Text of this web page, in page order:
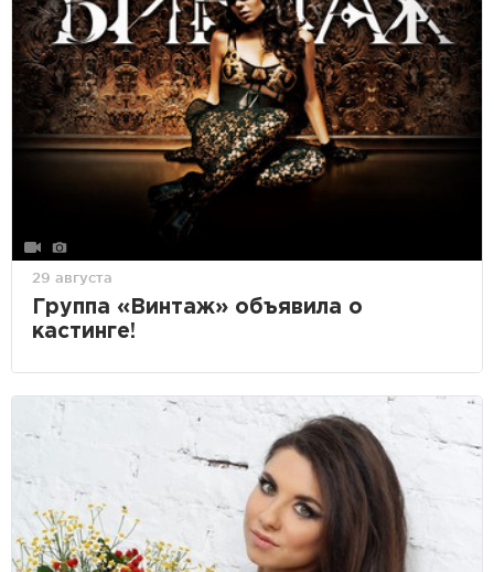
29 августа
Группа «Винтаж» объявила о
кастинге!